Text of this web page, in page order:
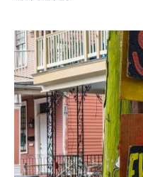
© cc